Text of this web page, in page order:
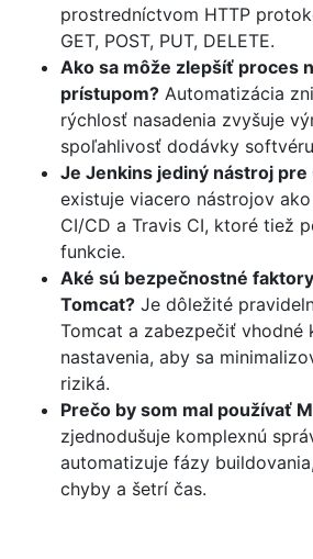
prostredníctvom HTTP
GET, POST, PUT, DELETE.
Ako sa môže zlepšíť proces
prístupom? Automatizácia
rýchlosť nasadenia zvyšuje
spoľahlivosť dodávky
Je Jenkins jediný nástroj pre
existuje viacero nástrojov
CI/CD a Travis CI, ktoré tiež
funkcie.
Aké sú bezpečnostné
Tomcat? Je dôležité
Tomcat a zabezpečiť vhodné
nastavenia, aby sa
riziká.
Prečo by som mal používať
zjednodušuje komplexnú
automatizuje fázy
chyby a šetrí čas.